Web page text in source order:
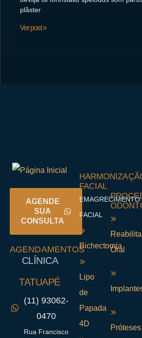
plåster
Ver post »
AGENDE
SUA
CONSULTA
AGENDAMENTOS
CLÍNICA
TATUAPÉ
(11) 93062-
0470
Rua Francisco
FACIAL
EMAGRECIMENTO
FACIAL
Bichectomia
Lipo
de
Papada
4D
Oral
Próteses